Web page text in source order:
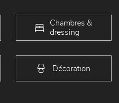
Chambres &
dressing
Décoration